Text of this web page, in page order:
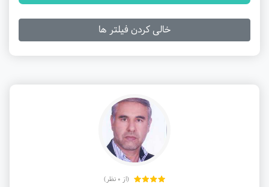
خالی کردن فیلتر ها
(از 0 نظر)